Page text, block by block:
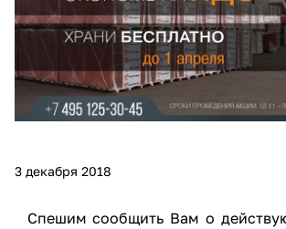
3 декабря 2018
Спешим сообщить Вам о